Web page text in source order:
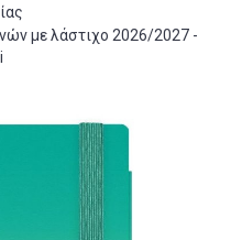
με λάστιχο 2026/2027 -